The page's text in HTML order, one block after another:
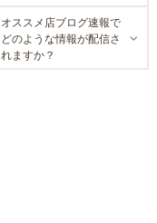
オススメ店ブログ速報で
どのような情報が配信さ
れますか？